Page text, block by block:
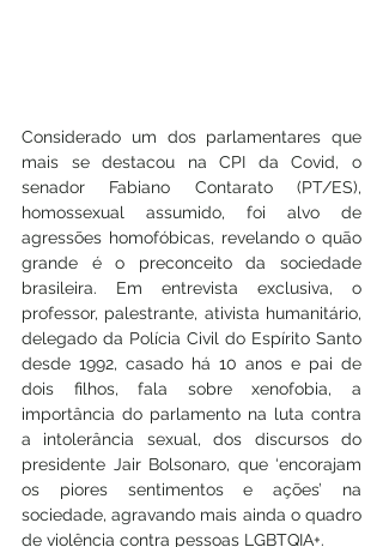
Considerado um dos parlamentares que
mais se destacou na CPI da Covid, o
senador Fabiano Contarato (PT/ES),
homossexual assumido, foi alvo de
agressões homofóbicas, revelando o quão
grande é o preconceito da sociedade
brasileira. Em entrevista exclusiva, o
professor, palestrante, ativista humanitário,
delegado da Polícia Civil do Espírito Santo
desde 1992, casado há 10 anos e pai de
dois filhos, fala sobre xenofobia, a
importância do parlamento na luta contra
a intolerância sexual, dos discursos do
presidente Jair Bolsonaro, que ‘encorajam
os piores sentimentos e ações’ na
sociedade, agravando mais ainda o quadro
de violência contra pessoas LGBTQIA+.